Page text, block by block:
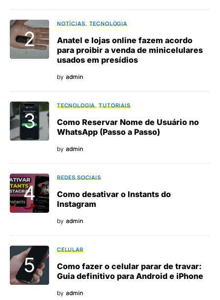
NOTÍCIAS TECNOLOGIA
Anatel e lojas online fazem acordo
para proibir a venda de minicelulares
usados em presídios
by admin
TECNOLOGIA TUTORIAIS
Como Reservar Nome de Usuário no
WhatsApp (Passo a Passo)
by admin
REDES SOCIAIS
Como desativar o Instants do
Instagram
by admin
CELULAR
Como fazer o celular parar de travar:
Guia definitivo para Android e iPhone
by admin